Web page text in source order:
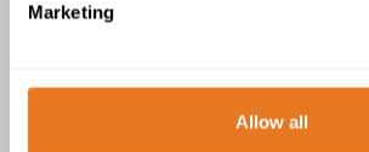
Marketing
Allow all